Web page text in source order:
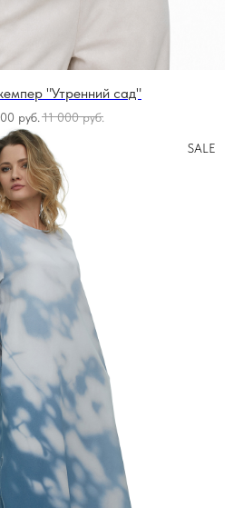
"Утренний сад"
руб.11 000 руб.
SALE